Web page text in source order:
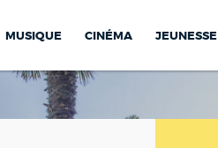
MUSIQUE CINÉMA JEUNESSE